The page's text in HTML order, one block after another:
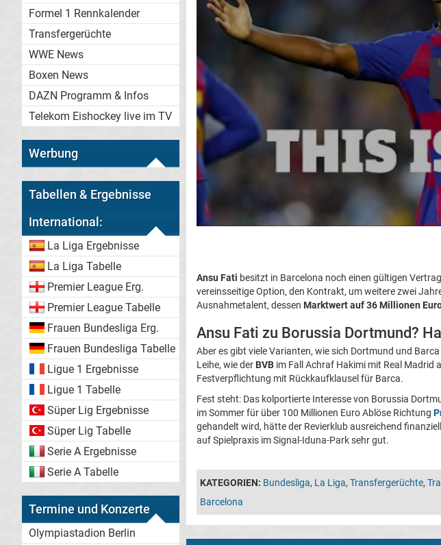
Formel 1 Rennkalender
Transfergerüchte
WWE News
Boxen News
DAZN Programm & Infos
Telekom Eishockey live im TV
Werbung
Tabellen & Ergebnisse
International:
La Liga Ergebnisse
La Liga Tabelle
Premier League Erg.
Premier League Tabelle
Frauen Bundesliga Erg.
Frauen Bundesliga Tabelle
Ligue 1 Ergebnisse
Ligue 1 Tabelle
Süper Lig Ergebnisse
Süper Lig Tabelle
Serie A Ergebnisse
Serie A Tabelle
Termine und Konzerte
Olympiastadion Berlin
Ansu Fati besitzt in Barcelona noch einen gültigen
vereinsseitige Option, den Kontrakt, um weitere zwei
Ausnahmetalent, dessen Marktwert auf 36 Millionen
Ansu Fati zu Borussia Dortmund?
Aber es gibt viele Varianten, wie sich Dortmund und
Leihe, wie der BVB im Fall Achraf Hakimi mit Real Madrid
Festverpflichtung mit Rückkaufklausel für Barca.
Fest steht: Das kolportierte Interesse von Borussia
im Sommer für über 100 Millionen Euro Ablöse Richtung
gehandelt wird, hätte der Revierklub ausreichend
auf Spielpraxis im Signal-Iduna-Park sehr gut.
KATEGORIEN: Bundesliga, La Liga, Transfergerüchte,
Barcelona